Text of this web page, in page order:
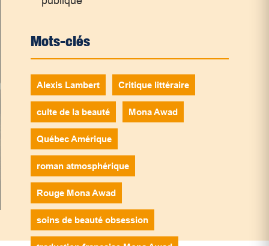
Mots-clés
Alexis Lambert Critique littéraire
culte de la beauté Mona Awad
Québec Amérique
roman atmosphérique
Rouge Mona Awad
soins de beauté obsession